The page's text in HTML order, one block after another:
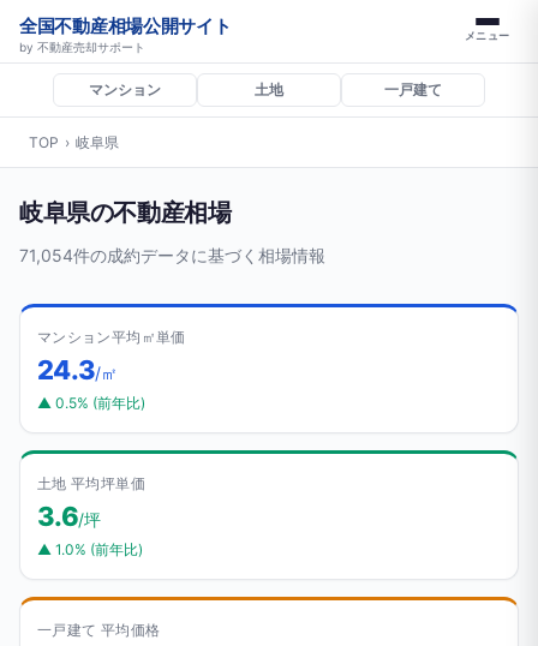
全国不動産相場公開サイト
by 不動産売却サポート
メニュー
マンション 土地 一戸建て
TOP › 岐阜県
岐阜県の不動産相場
71,054件の成約データに基づく相場情報
マンション平均㎡単価
24.3/㎡
▲ 0.5% (前年比)
土地 平均坪単価
3.6/坪
▲ 1.0% (前年比)
一戸建て 平均価格